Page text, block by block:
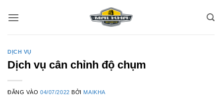
qua
DỊCH VỤ
Dịch vụ cân chỉnh độ chụm
ĐĂNG VÀO04/07/2022 BỞI MAIKHA